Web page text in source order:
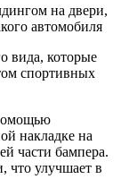
на двери,
автомобиля
вида, которые
спортивных
накладке на
части бампера.
что улучшает в